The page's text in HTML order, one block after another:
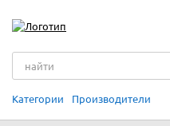
Категории Производители